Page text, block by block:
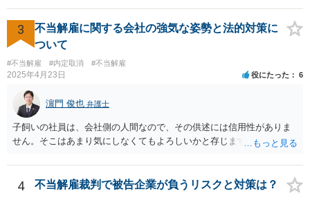
相応に高い能力を求められているため能力不足か否かの判断が給与の
低い新卒の社員と比較すると厳格に判断される結果、解雇の有効性の
判断が比較的甘くなるという可能性はあると考えます。 もっとも、高
度人材の中途社員の場合でもやはり解雇のハードルは相応に高いもの
となります。 今回のようなリスクを避ける観点からは、会社側として
無期雇用契約ではなく有期雇用契約で募集する、試用期間付を設け
る、業務委託契約を検討するという方法もあり得るかと存じます。
（※業務委託契約を検討される場合は、運用面によっては実質的に雇
用契約関係であると判断されるリスクもありますので顧問弁護士の先
生にもご相談の上慎重にご判断ください。）
で、あくまで証拠に基づいているか否かを念頭に読むことをお勧めし
ます。 あまり過敏に反応してしまうと、気疲れしてしまいます。 代理
人を信頼して自分の主張をきっちり提出してもらうことのほうが大事
ですので、いまの弁護士を信頼してコミュニケーションをとっていた
だければと思います。
3
不当解雇に関する会社の強気な姿勢と法的対策に
ついて
#不当解雇 #内定取消 #不当解雇
2025年4月23日 役にたった 6
濵門 俊也 弁護士
子飼いの社員は、会社側の人間なので、その供述には信用性がありま
せん。そこはあまり気にしなくてもよろしいかと存じます。
4 不当解雇裁判で被告企業が負うリスクと対策は？